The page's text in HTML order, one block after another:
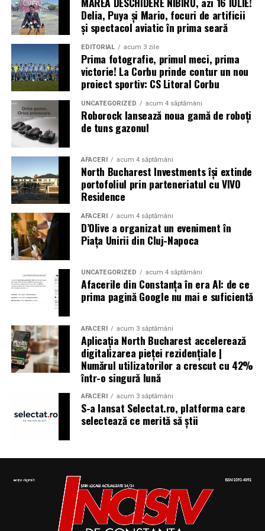
scăderea duratei de expunere la soare și creșterea
frecvenței furtunilor de praf în locul în care se află
sonda nu i-au mai permis acesteia să-și încarce bateriile
solare
* Cu 6 ani în urmă (2020) a avut loc o explozie în zona
portuară a orașului Beirut, capitala Libanului. Aceasta a
fost urmată de un incendiu, câteva alte mici explozii și,
în final, de o detonație masivă, care a fost urmată de un
suflu violent. Potrivit premierului libanez, Hasan Diab,
au explodat 2.750 de tone de nitrat de amoniu
confiscate. Materialul fusese pus la păstrare într-un
depozit timp de șase ani, fără a se lua măsuri de
precauție. În urma exploziei, cel puțin 204 persoane și-
au pierdut viața, peste 6.500 au fost rănite și multe
altele au fost date dispărute. Peste 300.000 de oameni
au rămas fără locuințe în urma exploziilor devastatoare.
Autoritățile din Liban au decretat trei zile de doliu
național
Aniversări – Comemorări
– Sf. Ioan Maria Vianney, preot (Calendarul Romano-
Catolic 2026)
– 1807: S-a născut Constantin Lecca, pictor, tipograf,
editor, scriitor, traducător şi profesor; ctitorul primei
tipografii (19.IX.1837) şi al primului periodic din
în domeniul portretisticii, al picturii religioase (în stil
occidental) şi al picturii cu tematică istorică; participant
la Revoluţia Română din 1848 (m. 1887)
Delia, Puya și Mario, focuri de artificii
și spectacol aviatic în prima seară
EDITORIAL acum 3 zile
Prima fotografie, primul meci, prima
victorie! La Corbu prinde contur un nou
proiect sportiv: CS Litoral Corbu
UNCATEGORIZED acum 4 săptămâni
Roborock lansează noua gamă de roboți
de tuns gazonul
AFACERI acum 4 săptămâni
North Bucharest Investments își extinde
portofoliul prin parteneriatul cu VIVO
Residence
AFACERI acum 4 săptămâni
D’Olive a organizat un eveniment în
Piața Unirii din Cluj-Napoca
UNCATEGORIZED acum 4 săptămâni
Afacerile din Constanța în era AI: de ce
prima pagină Google nu mai e suficientă
AFACERI acum 3 săptămâni
Aplicația North Bucharest accelerează
digitalizarea pieței rezidențiale |
Numărul utilizatorilor a crescut cu 42%
într-o singură lună
AFACERI acum 3 săptămâni
S-a lansat Selectat.ro, platforma care
selectează ce merită să știi